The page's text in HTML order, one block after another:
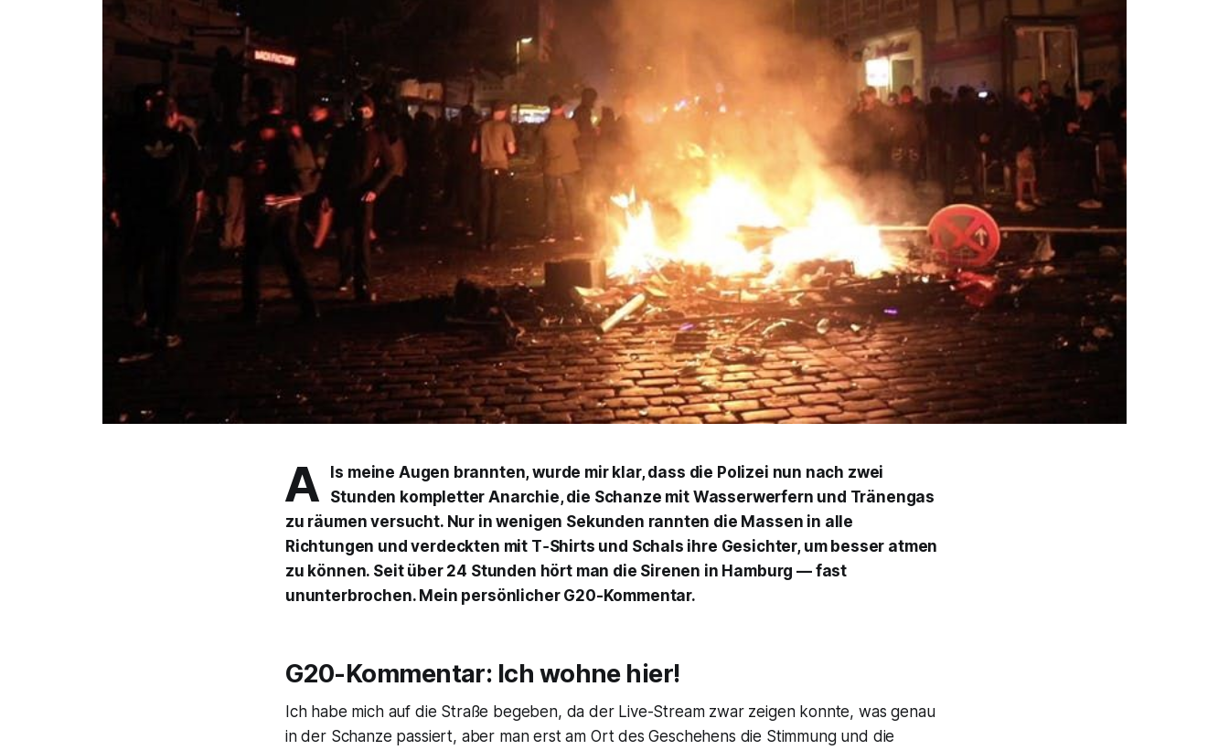
A
ls meine Augen brannten, wurde mir klar, dass die Polizei nun nach zwei
Stunden kompletter Anarchie, die Schanze mit Wasserwerfern und Tränengas
zu räumen versucht. Nur in wenigen Sekunden rannten die Massen in alle
Richtungen und verdeckten mit T‑Shirts und Schals ihre Gesichter, um besser atmen
zu können. Seit über 24 Stunden hört man die Sirenen in Hamburg — fast
ununterbrochen. Mein persönlicher G20-Kommentar.
G20-Kommentar: Ich wohne hier!
Ich habe mich auf die Straße begeben, da der Live-Stream zwar zeigen konnte, was genau
in der Schanze passiert, aber man erst am Ort des Geschehens die Stimmung und die